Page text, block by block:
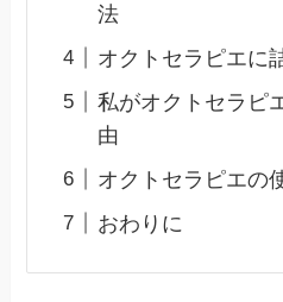
法
オクトセラピエに
私がオクトセラピ
由
オクトセラピエの
おわりに